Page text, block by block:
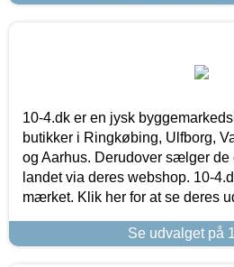
10-4.dk er en jysk
butikker i Ringkøbing, Ulfborg,
og Aarhus. Derudover sælger de
landet via deres webshop. 10-
mærket. Klik her for at se deres
Se udvalget på